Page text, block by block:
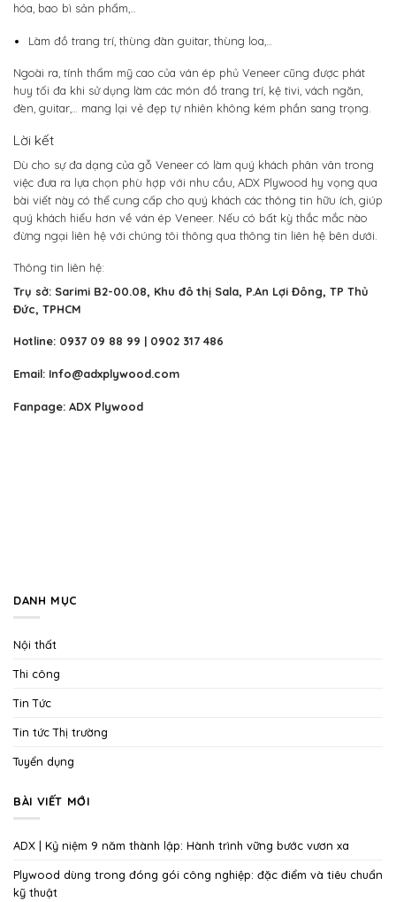
hóa, bao bì sản phẩm,…
Làm đồ trang trí, thùng đàn guitar, thùng loa,…
Ngoài ra, tính thẩm mỹ cao của ván ép phủ Veneer cũng được phát
huy tối đa khi sử dụng làm các món đồ trang trí, kệ tivi, vách ngăn,
đèn, guitar,… mang lại vẻ đẹp tự nhiên không kém phần sang trọng.
Lời kết
Dù cho sự đa dạng của gỗ Veneer có làm quý khách phân vân trong
việc đưa ra lựa chọn phù hợp với nhu cầu, ADX Plywood hy vọng qua
bài viết này có thể cung cấp cho quý khách các thông tin hữu ích, giúp
quý khách hiểu hơn về ván ép Veneer. Nếu có bất kỳ thắc mắc nào
đừng ngại liên hệ với chúng tôi thông qua thông tin liên hệ bên dưới.
Thông tin liên hệ:
Trụ sở: Sarimi B2-00.08, Khu đô thị Sala, P.An Lợi Đông, TP Thủ
Đức, TPHCM
Hotline: 0937 09 88 99 | 0902 317 486
Email: Info@adxplywood.com
Fanpage: ADX Plywood
DANH MỤC
Nội thất
Thi công
Tin Tức
Tin tức Thị trường
Tuyển dụng
BÀI VIẾT MỚI
ADX | Kỷ niệm 9 năm thành lập: Hành trình vững bước vươn xa
Plywood dùng trong đóng gói công nghiệp: đặc điểm và tiêu chuẩn
kỹ thuật